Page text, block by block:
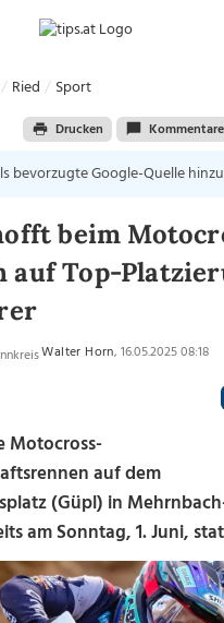
Ried Sport
Drucken Kommentare
bevorzugte Google-Quelle
beim
auf Top-
Walter Horn, 16.05.2025 08:18
Motocross-
auf dem
(Güpl) in
am Sonntag, 1. Juni,